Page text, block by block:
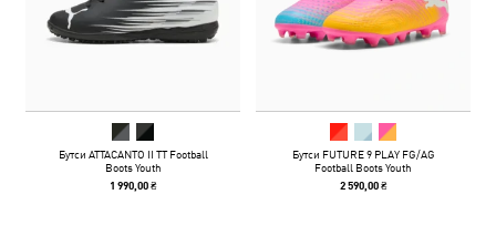
Бутси ATTACANTO II TT Football
Boots Youth
1 990,00 ₴
Бутси FUTURE 9 PLAY FG/AG
Football Boots Youth
2 590,00 ₴